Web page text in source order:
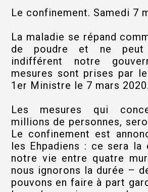
Le confinement. Samedi 7
La maladie se répand
de poudre et ne peut
indifférent notre
mesures sont prises par
1er Ministre le 7 mars 2020.
Les mesures qui
millions de personnes,
Le confinement est
les Ehpadiens : ce sera la
notre vie entre quatre
nous ignorons la durée –
pouvons en faire à part